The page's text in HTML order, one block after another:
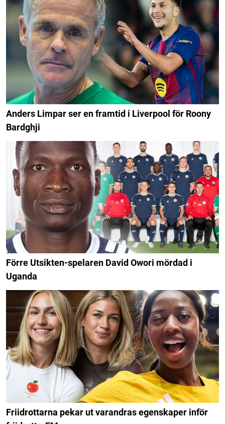
Anders Limpar ser en framtid i Liverpool för Roony
Bardghji
Förre Utsikten-spelaren David Owori mördad i
Uganda
Friidrottarna pekar ut varandras egenskaper inför